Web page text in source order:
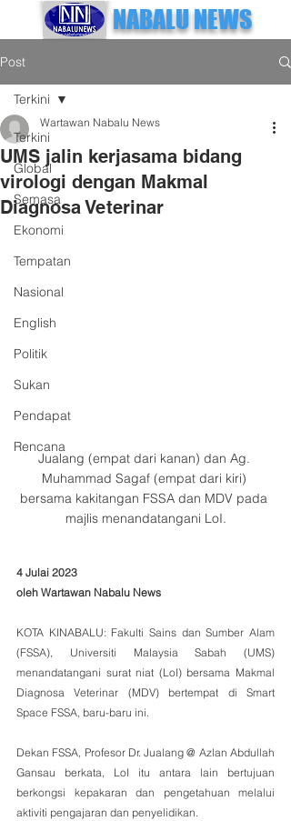
NABALU NEWS
Post
Terkini
Global
Semasa
Ekonomi
Tempatan
Nasional
English
Politik
Sukan
Pendapat
Rencana
Terkini
UMS jalin kerjasama bidang
virologi dengan Makmal
Diagnosa Veterinar
Wartawan Nabalu News
Jualang (empat dari kanan) dan Ag.
Muhammad Sagaf (empat dari kiri)
bersama kakitangan FSSA dan MDV pada
majlis menandatangani LoI.
4 Julai 2023
oleh Wartawan Nabalu News
KOTA KINABALU: Fakulti Sains dan Sumber Alam
(FSSA), Universiti Malaysia Sabah (UMS)
menandatangani surat niat (LoI) bersama Makmal
Diagnosa Veterinar (MDV) bertempat di Smart
Space FSSA, baru-baru ini.
Dekan FSSA, Profesor Dr. Jualang @ Azlan Abdullah
Gansau berkata, LoI itu antara lain bertujuan
berkongsi kepakaran dan pengetahuan melalui
aktiviti pengajaran dan penyelidikan.